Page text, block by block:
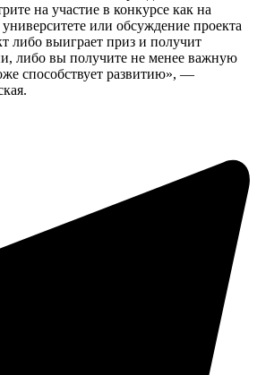
на участие в конкурсе как на
или обсуждение проекта
либо выиграет приз и получит
либо вы получите не менее важную
способствует развитию», —